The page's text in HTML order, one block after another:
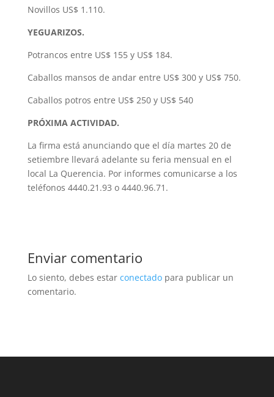
Novillos US$ 1.110.
YEGUARIZOS.
Potrancos entre US$ 155 y US$ 184.
Caballos mansos de andar entre US$ 300 y US$ 750.
Caballos potros entre US$ 250 y US$ 540
PRÓXIMA ACTIVIDAD.
La firma está anunciando que el día martes 20 de
setiembre llevará adelante su feria mensual en el
local La Querencia. Por informes comunicarse a los
teléfonos 4440.21.93 o 4440.96.71.
Enviar comentario
Lo siento, debes estar conectadopara publicar un
comentario.